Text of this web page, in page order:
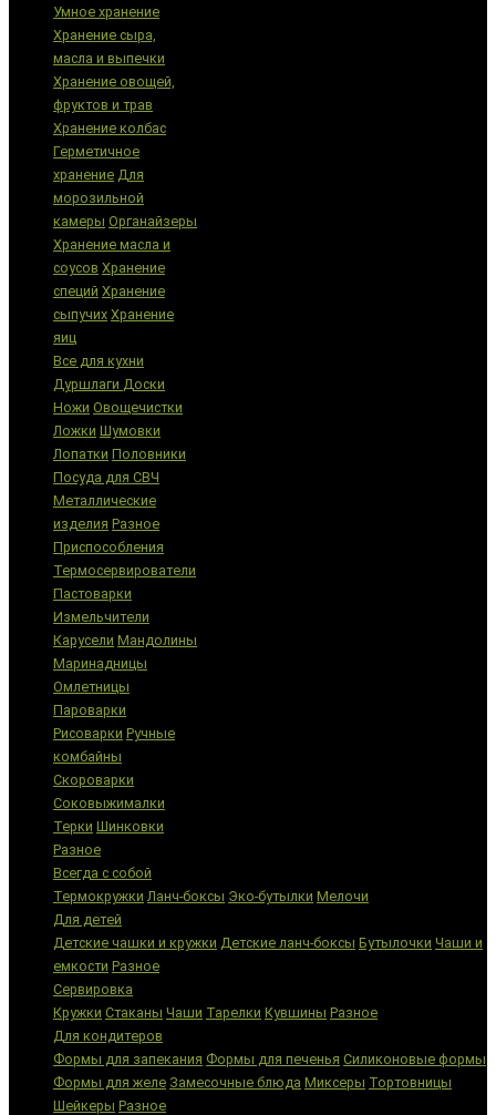
Умное хранение
Хранение сыра,
масла и выпечки
Хранение овощей,
фруктов и трав
Хранение колбас
Герметичное
хранение Для
морозильной
камеры Органайзеры
Хранение масла и
соусов Хранение
специй Хранение
сыпучих Хранение
яиц
Все для кухни
Дуршлаги Доски
Ножи Овощечистки
Ложки Шумовки
Лопатки Половники
Посуда для СВЧ
Металлические
изделия Разное
Приспособления
Термосервирователи
Пастоварки
Измельчители
Карусели Мандолины
Маринадницы
Омлетницы
Пароварки
Рисоварки Ручные
комбайны
Скороварки
Соковыжималки
Терки Шинковки
Разное
Всегда с собой
Термокружки Ланч-боксы Эко-бутылки Мелочи
Для детей
Детские чашки и кружки Детские ланч-боксы Бутылочки Чаши и
емкости Разное
Сервировка
Кружки Стаканы Чаши Тарелки Кувшины Разное
Для кондитеров
Формы для запекания Формы для печенья Силиконовые формы
Формы для желе Замесочные блюда Миксеры Тортовницы
Шейкеры Разное